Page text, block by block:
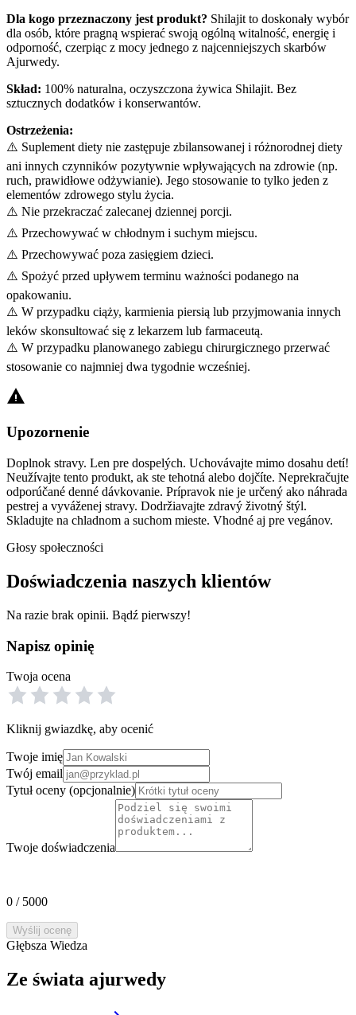
Dla kogo przeznaczony jest produkt? Shilajit to doskonały wybór
dla osób, które pragną wspierać swoją ogólną witalność, energię i
odporność, czerpiąc z mocy jednego z najcenniejszych skarbów
Ajurwedy.
Skład: 100% naturalna, oczyszczona żywica Shilajit. Bez
sztucznych dodatków i konserwantów.
Ostrzeżenia:
⚠️ Suplement diety nie zastępuje zbilansowanej i różnorodnej diety
ani innych czynników pozytywnie wpływających na zdrowie (np.
ruch, prawidłowe odżywianie). Jego stosowanie to tylko jeden z
elementów zdrowego stylu życia.
⚠️ Nie przekraczać zalecanej dziennej porcji.
⚠️ Przechowywać w chłodnym i suchym miejscu.
⚠️ Przechowywać poza zasięgiem dzieci.
⚠️ Spożyć przed upływem terminu ważności podanego na
opakowaniu.
⚠️ W przypadku ciąży, karmienia piersią lub przyjmowania innych
leków skonsultować się z lekarzem lub farmaceutą.
⚠️ W przypadku planowanego zabiegu chirurgicznego przerwać
stosowanie co najmniej dwa tygodnie wcześniej.
warning
Upozornenie
Doplnok stravy. Len pre dospelých. Uchovávajte mimo dosahu detí!
Neužívajte tento produkt, ak ste tehotná alebo dojčíte. Neprekračujte
odporúčané denné dávkovanie. Prípravok nie je určený ako náhrada
pestrej a vyváženej stravy. Dodržiavajte zdravý životný štýl.
Skladujte na chladnom a suchom mieste. Vhodné aj pre vegánov.
Głosy społeczności
Doświadczenia naszych klientów
Na razie brak opinii. Bądź pierwszy!
Napisz opinię
Twoja ocena
Kliknij gwiazdkę, aby ocenić
Twoje imię
Twój email
Tytuł oceny (opcjonalnie)
Twoje doświadczenia
0 / 5000
Wyślij ocenę
Głębsza Wiedza
Ze świata ajurwedy